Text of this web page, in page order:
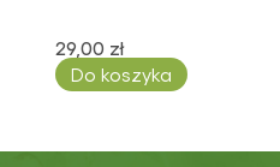
29,00 zł
Do koszyka